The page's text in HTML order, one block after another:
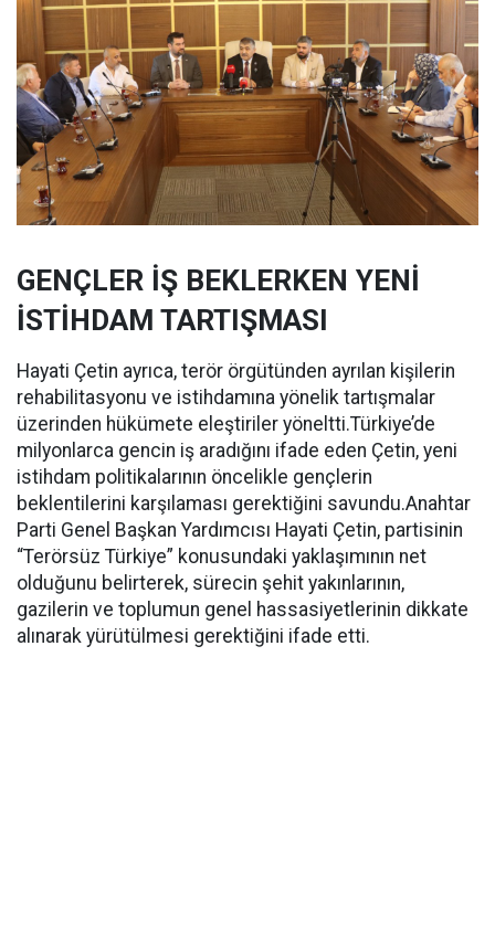
GENÇLER İŞ BEKLERKEN YENİ
İSTİHDAM TARTIŞMASI
Hayati Çetin ayrıca, terör örgütünden ayrılan kişilerin
rehabilitasyonu ve istihdamına yönelik tartışmalar
üzerinden hükümete eleştiriler yöneltti.Türkiye’de
milyonlarca gencin iş aradığını ifade eden Çetin, yeni
istihdam politikalarının öncelikle gençlerin
beklentilerini karşılaması gerektiğini savundu.Anahtar
Parti Genel Başkan Yardımcısı Hayati Çetin, partisinin
“Terörsüz Türkiye” konusundaki yaklaşımının net
olduğunu belirterek, sürecin şehit yakınlarının,
gazilerin ve toplumun genel hassasiyetlerinin dikkate
alınarak yürütülmesi gerektiğini ifade etti.